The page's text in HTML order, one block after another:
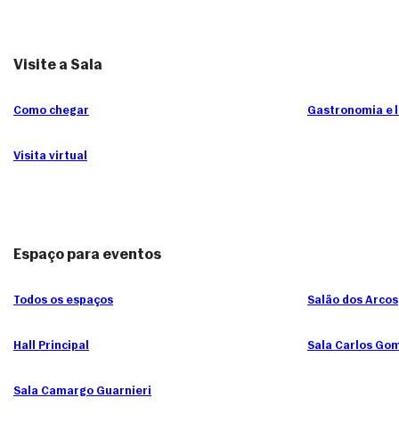
Visite a Sala
Como chegar Gastronomia e
Visita virtual
Espaço para eventos
Todos os espaços Salão dos Arcos
Hall Principal Sala Carlos
Sala Camargo Guarnieri